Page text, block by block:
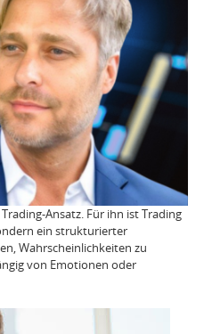
Ansatz. Für ihn ist Trading
ein strukturierter
Wahrscheinlichkeiten zu
von Emotionen oder